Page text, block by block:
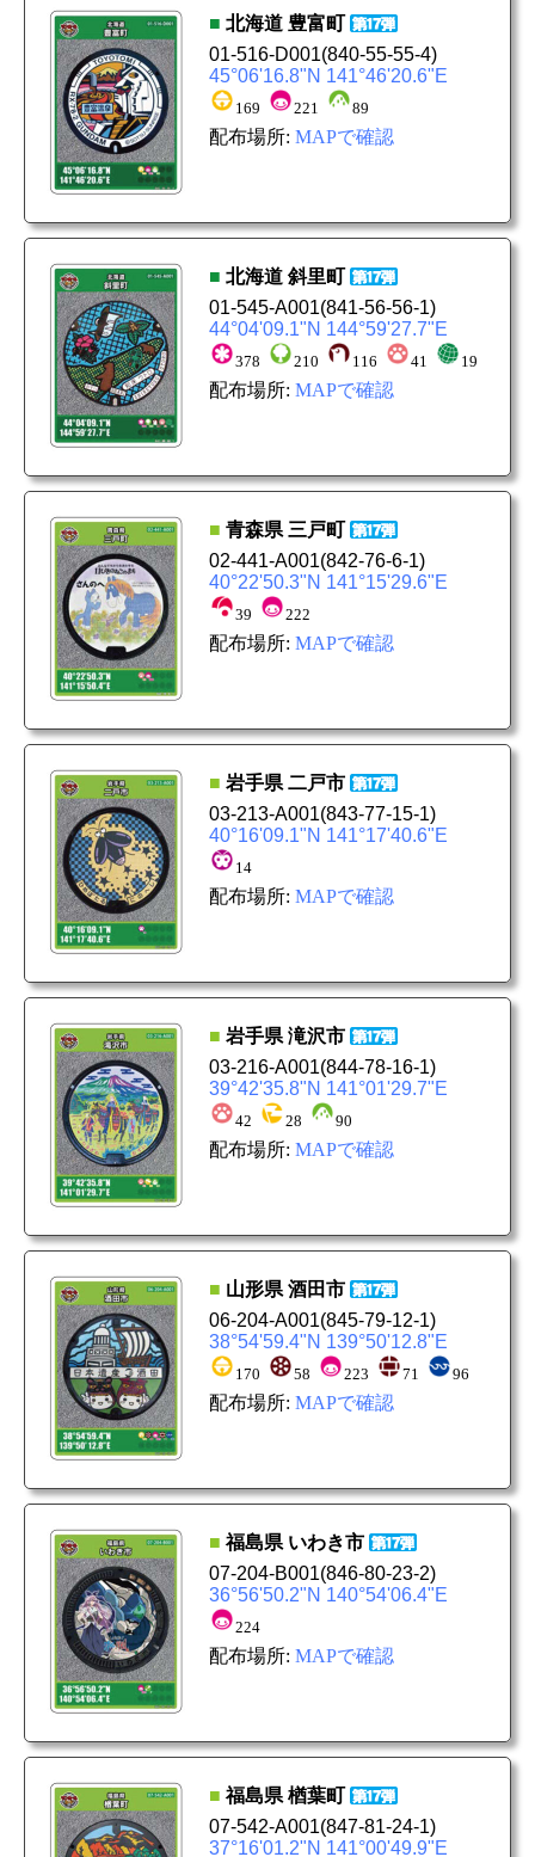
■ 北海道 豊富町
01-516-D001(840-55-55-4)
45°06'16.8"N 141°46'20.6"E
169 221 89
配布場所: MAPで確認
■ 北海道 斜里町
01-545-A001(841-56-56-1)
44°04'09.1"N 144°59'27.7"E
378 210 116 41 19
配布場所: MAPで確認
■ 青森県 三戸町
02-441-A001(842-76-6-1)
40°22'50.3"N 141°15'29.6"E
39 222
配布場所: MAPで確認
■ 岩手県 二戸市
03-213-A001(843-77-15-1)
40°16'09.1"N 141°17'40.6"E
14
配布場所: MAPで確認
■ 岩手県 滝沢市
03-216-A001(844-78-16-1)
39°42'35.8"N 141°01'29.7"E
42 28 90
配布場所: MAPで確認
■ 山形県 酒田市
06-204-A001(845-79-12-1)
38°54'59.4"N 139°50'12.8"E
170 58 223 71 96
配布場所: MAPで確認
■ 福島県 いわき市
07-204-B001(846-80-23-2)
36°56'50.2"N 140°54'06.4"E
224
配布場所: MAPで確認
■ 福島県 楢葉町
07-542-A001(847-81-24-1)
37°16'01.2"N 141°00'49.9"E